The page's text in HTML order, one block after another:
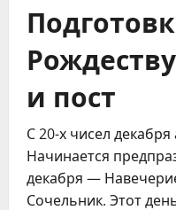
и пост
С 20-х чисел
Начинается
декабря —
Сочельник. Этот